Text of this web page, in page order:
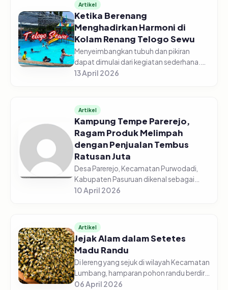
Artikel
Ketika Berenang
Menghadirkan Harmoni di
Kolam Renang Telogo Sewu
Menyeimbangkan tubuh dan pikiran
dapat dimulai dari kegiatan sederhana.
Menyambangi Kolam Renang Telogo
i...
13 April 2026
Artikel
Kampung Tempe Parerejo,
Ragam Produk Melimpah
dengan Penjualan Tembus
Ratusan Juta
Desa Parerejo, Kecamatan Purwodadi,
Kabupaten Pasuruan dikenal sebagai
salah satu sentra produksi tempe yang
10 April 2026
Artikel
Jejak Alam dalam Setetes
Madu Randu
Di lereng yang sejuk di wilayah Kecamatan
Lumbang, hamparan pohon randu berdiri
tenang mengikuti irama musim. Di antara
06 April 2026